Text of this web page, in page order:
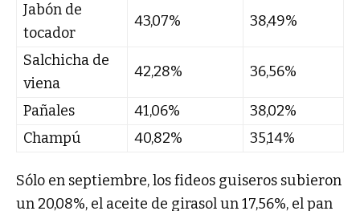
Jabón de
tocador
43,07% 38,49%
Salchicha de
viena
42,28% 36,56%
Pañales 41,06%
38,02%
Champú
40,82% 35,14%
Sólo en septiembre, los fideos guiseros subieron
un 20,08%, el aceite de girasol un 17,56%, el pan